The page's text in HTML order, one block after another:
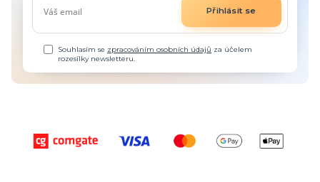
Přihlásit se
Souhlasím se zpracováním osobních údajů za účelem
rozesílky newsletteru.